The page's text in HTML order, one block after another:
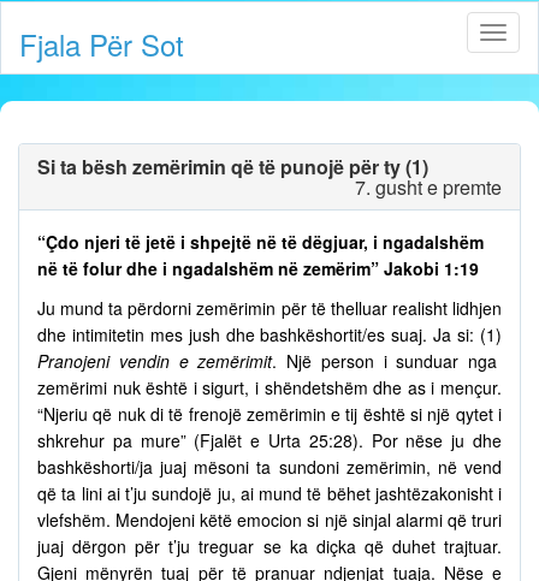
Fjala Për Sot
Si ta bësh zemërimin që të punojë për ty (1)
7. gusht e premte
“Çdo njeri të jetë i shpejtë në të dëgjuar, i ngadalshëm
në të folur dhe i ngadalshëm në zemërim” Jakobi 1:19
Ju mund ta përdorni zemërimin për të thelluar realisht lidhjen
dhe intimitetin mes jush dhe bashkëshortit/es suaj. Ja si: (1)
Pranojeni vendin e zemërimit. Një person i sunduar nga
zemërimi nuk është i sigurt, i shëndetshëm dhe as i mençur.
“Njeriu që nuk di të frenojë zemërimin e tij është si një qytet i
shkrehur pa mure” (Fjalët e Urta 25:28). Por nëse ju dhe
bashkëshorti/ja juaj mësoni ta sundoni zemërimin, në vend
që ta lini ai t’ju sundojë ju, ai mund të bëhet jashtëzakonisht i
vlefshëm. Mendojeni këtë emocion si një sinjal alarmi që truri
juaj dërgon për t’ju treguar se ka diçka që duhet trajtuar.
Gjeni mënyrën tuaj për të pranuar ndjenjat tuaja. Nëse e